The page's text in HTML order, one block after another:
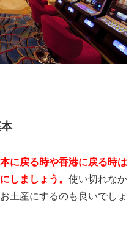
に戻る時や香港に戻る時は
しましょう。 使い切れなか
土産にするのも良いでしょ